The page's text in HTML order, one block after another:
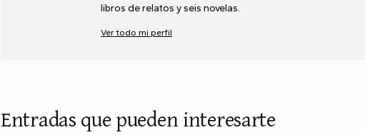
libros de relatos y seis novelas.
Ver todo mi perfil
Entradas que pueden interesarte